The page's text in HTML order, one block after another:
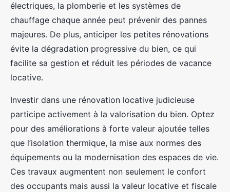
électriques, la plomberie et les systèmes de
chauffage chaque année peut prévenir des pannes
majeures. De plus, anticiper les petites rénovations
évite la dégradation progressive du bien, ce qui
facilite sa gestion et réduit les périodes de vacance
locative.
Investir dans une rénovation locative judicieuse
participe activement à la valorisation du bien. Optez
pour des améliorations à forte valeur ajoutée telles
que l’isolation thermique, la mise aux normes des
équipements ou la modernisation des espaces de vie.
Ces travaux augmentent non seulement le confort
des occupants mais aussi la valeur locative et fiscale